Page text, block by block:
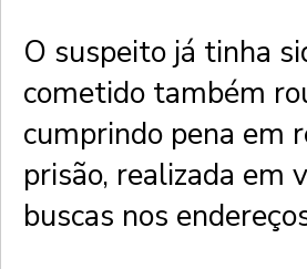
O suspeito já tinha
cometido também
cumprindo pena em
prisão, realizada em
buscas nos